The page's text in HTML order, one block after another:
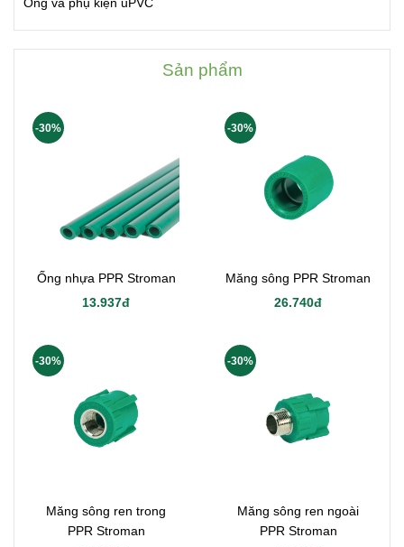
Sản phẩm
Ống nhựa PPR Stroman
13.937đ
-30%
Măng sông PPR Stroman
26.740đ
-30%
Măng sông ren trong
PPR Stroman
-30%
Măng sông ren ngoài
PPR Stroman
-30%